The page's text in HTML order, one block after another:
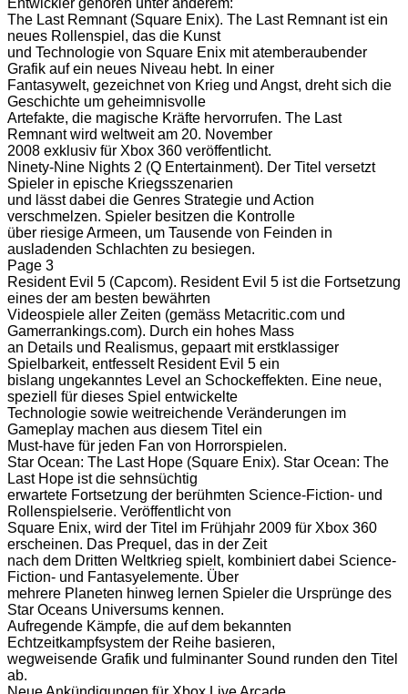
The Last Remnant (Square Enix). The Last Remnant ist ein
neues Rollenspiel, das die Kunst
und Technologie von Square Enix mit atemberaubender
Grafik auf ein neues Niveau hebt. In einer
Fantasywelt, gezeichnet von Krieg und Angst, dreht sich die
Geschichte um geheimnisvolle
Artefakte, die magische Kräfte hervorrufen. The Last
Remnant wird weltweit am 20. November
2008 exklusiv für Xbox 360 veröffentlicht.
Ninety-Nine Nights 2 (Q Entertainment). Der Titel versetzt
Spieler in epische Kriegsszenarien
und lässt dabei die Genres Strategie und Action
verschmelzen. Spieler besitzen die Kontrolle
über riesige Armeen, um Tausende von Feinden in
ausladenden Schlachten zu besiegen.
Page 3
Resident Evil 5 (Capcom). Resident Evil 5 ist die Fortsetzung
eines der am besten bewährten
Videospiele aller Zeiten (gemäss Metacritic.com und
Gamerrankings.com). Durch ein hohes Mass
an Details und Realismus, gepaart mit erstklassiger
Spielbarkeit, entfesselt Resident Evil 5 ein
bislang ungekanntes Level an Schockeffekten. Eine neue,
speziell für dieses Spiel entwickelte
Technologie sowie weitreichende Veränderungen im
Gameplay machen aus diesem Titel ein
Must-have für jeden Fan von Horrorspielen.
Star Ocean: The Last Hope (Square Enix). Star Ocean: The
Last Hope ist die sehnsüchtig
erwartete Fortsetzung der berühmten Science-Fiction- und
Rollenspielserie. Veröffentlicht von
Square Enix, wird der Titel im Frühjahr 2009 für Xbox 360
erscheinen. Das Prequel, das in der Zeit
nach dem Dritten Weltkrieg spielt, kombiniert dabei Science-
Fiction- und Fantasyelemente. Über
mehrere Planeten hinweg lernen Spieler die Ursprünge des
Star Oceans Universums kennen.
Aufregende Kämpfe, die auf dem bekannten
Echtzeitkampfsystem der Reihe basieren,
wegweisende Grafik und fulminanter Sound runden den Titel
ab.